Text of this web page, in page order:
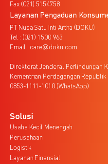
Fax (021) 5154758
Layanan Pengaduan
PT Nusa Satu Inti Artha (DOKU)
Tel : (021) 1500 963
Email : care@doku.com
Direktorat Jenderal Perlindungan
Kementrian Perdagangan Republik
0853-1111-1010 (WhatsApp)
Solusi
Usaha Kecil Menengah
Perusahaan
Logistik
Layanan Finansial